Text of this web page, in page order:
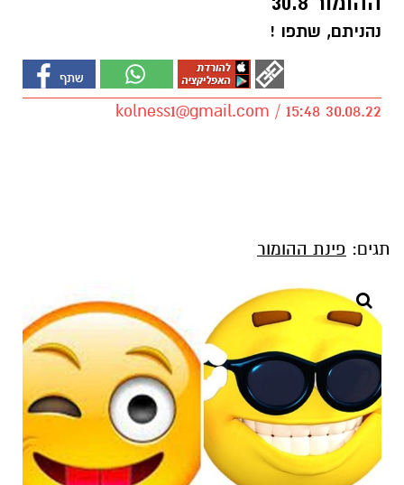
נהניתם, שתפו !
kolness1@gmail.com / 15:48 30.08.22
תגים: פינת ההומור